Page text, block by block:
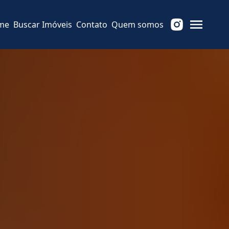
Buscar Imóveis Contato Quem somos